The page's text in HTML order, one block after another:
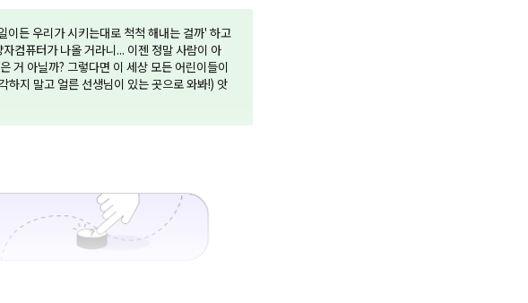
이든 우리가 시키는대로 척척 해내는 걸까' 하고
컴퓨터가 나올 거라니... 이젠 정말 사람이 아
거 아닐까? 그렇다면 이 세상 모든 어린이들이
지 말고 얼른 선생님이 있는 곳으로 와봐!) 앗